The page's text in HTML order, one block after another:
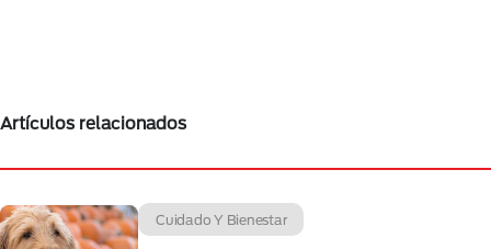
Artículos relacionados
Cuidado Y Bienestar